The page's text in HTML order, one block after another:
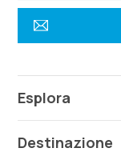
Esplora
Destinazione